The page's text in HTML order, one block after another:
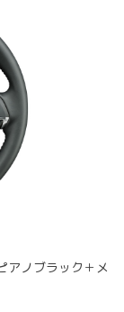
アノブラック＋メ